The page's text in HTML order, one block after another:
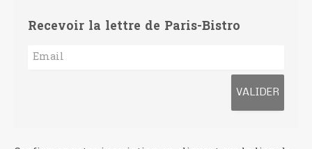
Recevoir la lettre de Paris-Bistro